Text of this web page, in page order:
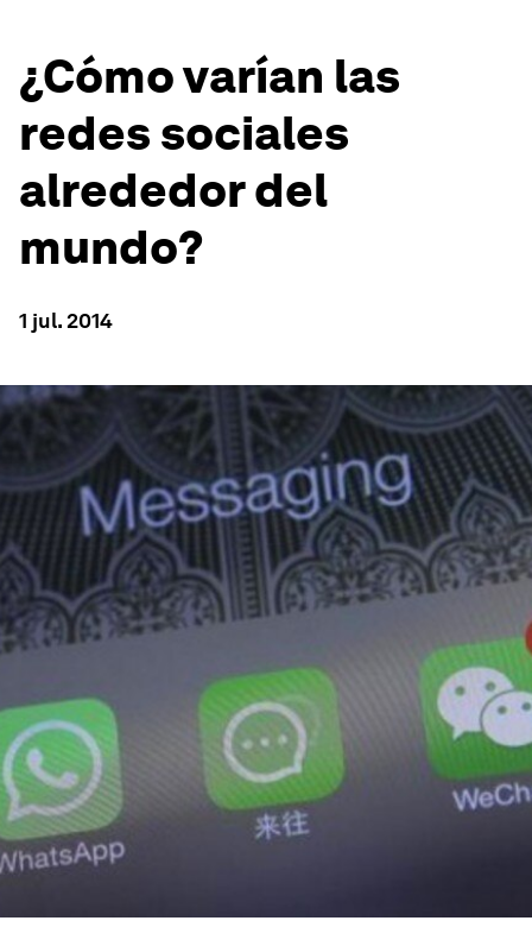
¿Cómo varían las
redes sociales
alrededor del
mundo?
1 jul. 2014